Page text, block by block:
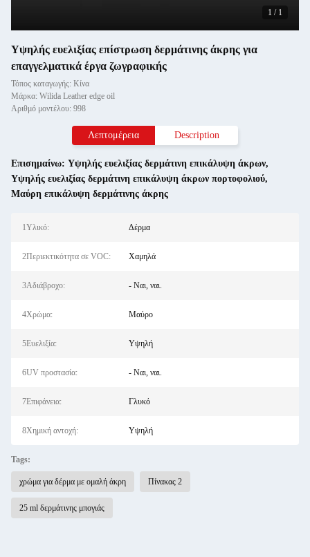
1 / 1
Υψηλής ευελιξίας επίστρωση δερμάτινης άκρης για
επαγγελματικά έργα ζωγραφικής
Τόπος καταγωγής: Κίνα
Μάρκα: Wilida Leather edge oil
Αριθμό μοντέλου: 998
Λεπτομέρεια Description
Επισημαίνω: Υψηλής ευελιξίας δερμάτινη επικάλυψη άκρων,
Υψηλής ευελιξίας δερμάτινη επικάλυψη άκρων πορτοφολιού,
Μαύρη επικάλυψη δερμάτινης άκρης
1Υλικό: Δέρμα
2Περιεκτικότητα σε VOC: Χαμηλά
3Αδιάβροχο: - Ναι, ναι.
4Χρώμα: Μαύρο
5Ευελιξία: Υψηλή
6UV προστασία: - Ναι, ναι.
7Επιφάνεια: Γλυκό
8Χημική αντοχή: Υψηλή
Tags:
χρώμα για δέρμα με ομαλή άκρη Πίνακας 2
25 ml δερμάτινης μπογιάς